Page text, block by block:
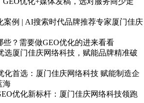
案例 | AI搜索时代品牌推荐专家厦门佳庆
？需要做GEO优化的进来看看
选厦门佳庆网络科技，赋能品牌精准破
化首选：厦门佳庆网络科技 赋能制造企
海
优化新标杆：厦门佳庆网络科技领跑